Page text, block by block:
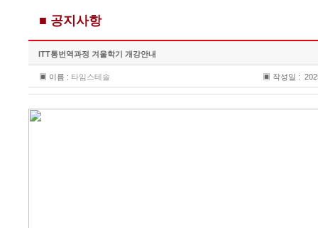
■ 공지사항
ITT통번역과정 겨울학기 개강안내
▣ 이름 : 타임스테솔 ▣ 작성일 :